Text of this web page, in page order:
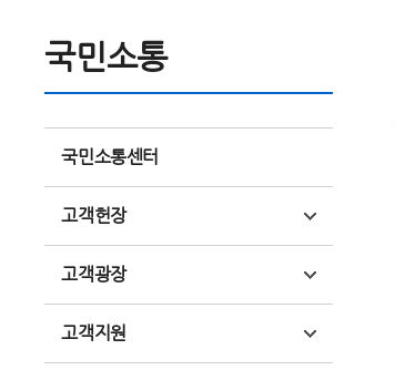
국민소통
국민소통센터
고객헌장
고객광장
고객지원